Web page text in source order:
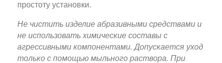
простоту установки.
Не чистить изделие абразивными средствами и
не использовать химические составы с
агрессивными компонентами. Допускается уход
только с помощью мыльного раствора. При